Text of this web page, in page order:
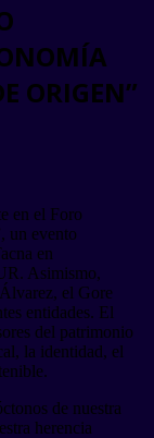
ORIGEN”
en el Foro
un evento
en
Asimismo,
el Gore
entidades. El
del patrimonio
la identidad, el
de nuestra
herencia